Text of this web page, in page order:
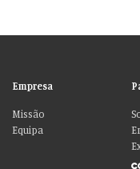
Empresa
Missão
Equipa